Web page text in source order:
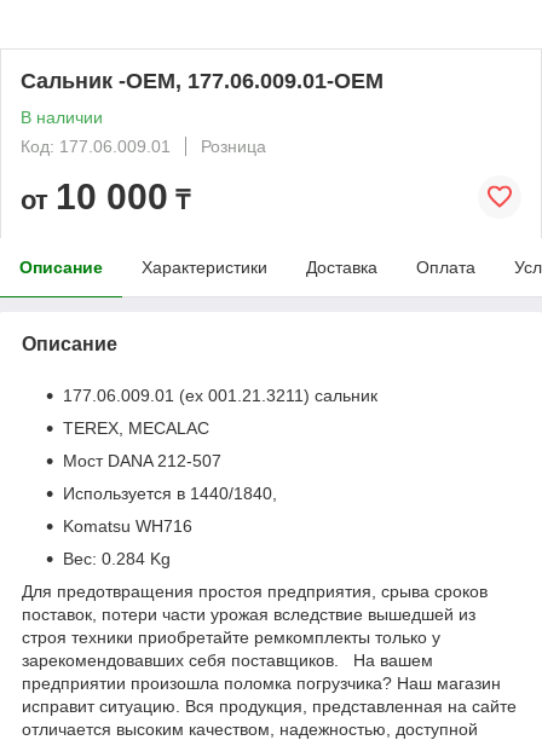
Сальник -OEM, 177.06.009.01-OEM
В наличии
Код: 177.06.009.01
Розница
от 10 000 ₸
Описание Характеристики Доставка Оплата
Описание
177.06.009.01 (ex 001.21.3211) сальник
TEREX, MECALAC
Мост DANA 212-507
Используется в 1440/1840,
Komatsu WH716
Вес: 0.284 Kg
Для предотвращения простоя предприятия, срыва сроков
поставок, потери части урожая вследствие вышедшей из
строя техники приобретайте ремкомплекты только у
зарекомендовавших себя поставщиков. На вашем
предприятии произошла поломка погрузчика? Наш магазин
исправит ситуацию. Вся продукция, представленная на сайте
отличается высоким качеством, надежностью, доступной